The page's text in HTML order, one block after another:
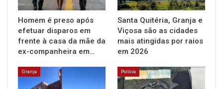
Homem é preso após
efetuar disparos em
frente à casa da mãe da
ex-companheira em…
Santa Quitéria, Granja e
Viçosa são as cidades
mais atingidas por raios
em 2026
Granja Polícia